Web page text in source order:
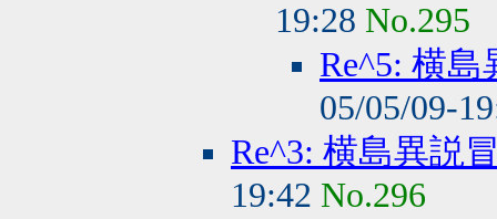
19:28 No.295
Re^5: 横
05/05/09-
Re^3: 横島異説
19:42 No.296